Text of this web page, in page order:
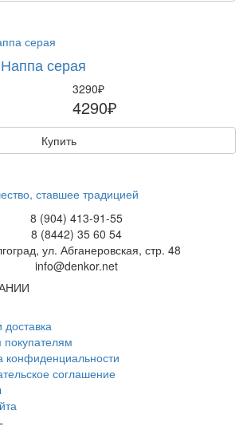
серая
3290₽
4290₽
Купить
ставшее традицией
8 (904) 413-91-55
8 (8442) 35 60 54
ул. Абганеровская, стр. 48
info@denkor.net
конфиденциальности
соглашение